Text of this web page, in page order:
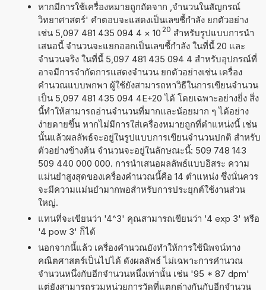
หากมีการใช้เครื่องหมายถูกถัดจาก ,จำนวนในสัญกรณ์
วิทยาศาสตร์' คำตอบจะแสดงเป็นเลขชี้กำลัง ยกตัวอย่าง
เช่น 5,097 481 435 094 4 × 10 20 สำหรับรูปแบบการนำ
เสนอนี้ จำนวนจะแยกออกเป็นเลขชี้กำลัง ในที่นี้ 20 และ
จำนวนจริง ในที่นี้ 5,097 481 435 094 4 สำหรับอุปกรณ์ที่
อาจมีการจำกัดการแสดงจำนวน ยกตัวอย่างเช่น เครื่อง
คำนวณแบบพกพา ผู้ใช้ยังสามารถหาวิธีในการเขียนจำนวน
เป็น 5,097 481 435 094 4E+20 ได้ โดยเฉพาะอย่างยิ่ง สิ่ง
นี้ทำให้สามารถอ่านจำนวนที่มากและน้อยมาก ๆ ได้อย่าง
ง่ายดายขึ้น หากไม่มีการใส่เครื่องหมายถูกที่ตำแหน่งนี้ เช่น
นั้นแล้วผลลัพธ์จะอยู่ในรูปแบบการเขียนจำนวนปกติ สำหรับ
ตัวอย่างข้างต้น จำนวนจะอยู่ในลักษณะนี้: 509 748 143
509 440 000 000. การนำเสนอผลลัพธ์แบบอิสระ ความ
แม่นยำสูงสุดของเครื่องคำนวณนี้คือ 14 ตำแหน่ง ซึ่งนั่นควร
จะมีความแม่นยำมากพอสำหรับการประยุกต์ใช้งานส่วน
ใหญ่.
แทนที่จะเขียนว่า '4^3' คุณสามารถเขียนว่า '4 exp 3' หรือ
'4 pow 3' ก็ได้
นอกจากนี้แล้ว เครื่องคำนวณยังทำให้การใช้นิพจน์ทาง
คณิตศาสตร์เป็นไปได้ ดังผลลัพธ์ ไม่เฉพาะการคำนวณ
จำนวนหนึ่งกับอีกจำนวนหนึ่งเท่านั้น เช่น '95 * 87 dpm'
แต่ยังสามารถรวมหน่วยการวัดที่แตกต่างกันกับอีกจำนวน